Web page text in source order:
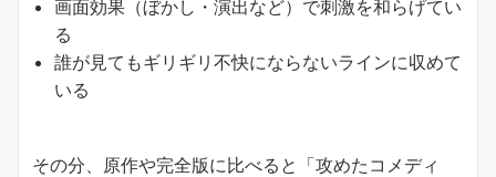
画面効果（ぼかし・演出など）で刺激を和らげてい
る
誰が見てもギリギリ不快にならないラインに収めて
いる
その分、原作や完全版に比べると「攻めたコメディ